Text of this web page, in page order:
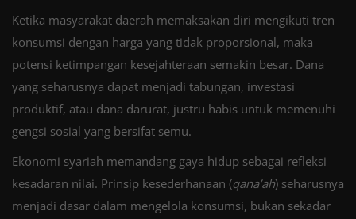
Ketika masyarakat daerah memaksakan diri mengikuti tren
konsumsi dengan harga yang tidak proporsional, maka
potensi ketimpangan kesejahteraan semakin besar. Dana
yang seharusnya dapat menjadi tabungan, investasi
produktif, atau dana darurat, justru habis untuk memenuhi
gengsi sosial yang bersifat semu.
Ekonomi syariah memandang gaya hidup sebagai refleksi
kesadaran nilai. Prinsip kesederhanaan (qana’ah) seharusnya
menjadi dasar dalam mengelola konsumsi, bukan sekadar